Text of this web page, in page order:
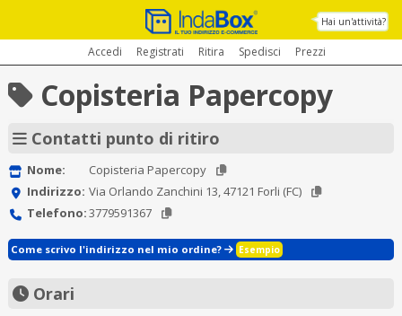
Hai un'attività?
Accedi Registrati Ritira Spedisci Prezzi
Copisteria Papercopy
Contatti punto di ritiro
Nome:
Copisteria Papercopy
Indirizzo: Via Orlando Zanchini 13, 47121 Forli (FC)
Telefono:3779591367
Come scrivo l'indirizzo nel mio ordine? Esempio
Orari